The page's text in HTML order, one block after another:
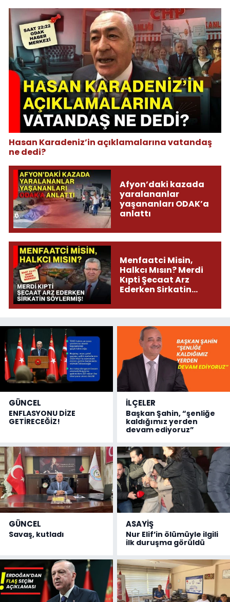
Hasan Karadeniz’in açıklamalarına vatandaş
ne dedi?
Afyon’daki kazada
yaralananlar
yaşananları ODAK’a
anlattı
Menfaatci Misin,
Halkcı Mısın? Merdi
Kıpti Şecaat Arz
Ederken Sirkatin
GÜNCEL
ENFLASYONU DİZE
GETİRECEĞİZ!
İLÇELER
Başkan Şahin, “şenliğe
kaldığımız yerden
devam ediyoruz”
GÜNCEL
Savaş, kutladı
ASAYİŞ
Nur Elif’in ölümüyle ilgili
ilk duruşma görüldü